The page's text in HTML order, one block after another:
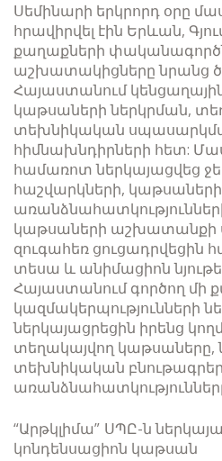
Սեմինարի երկրորդ օրը
հրավիրվել էին Երևան,
քաղաքների
աշխատակիցները նրանց
Հայաստանում
կաթսաների ներկրման,
տեխնիկական
հիմնախնդիրների հետ:
համառոտ ներկայացվեց
հաշվարկների,
կաթսաների աշխատանքի
զուգահեռ
տեսա և անիմացիոն
Հայաստանում գործող մի
կազմակերպությունների
ներկայացրեցին իրենց
տեղակայվող կաթսաները,
տեխնիկական
“Արթկլիմա” ՍՊԸ-ն
կոնդենսացիոն կաթսան